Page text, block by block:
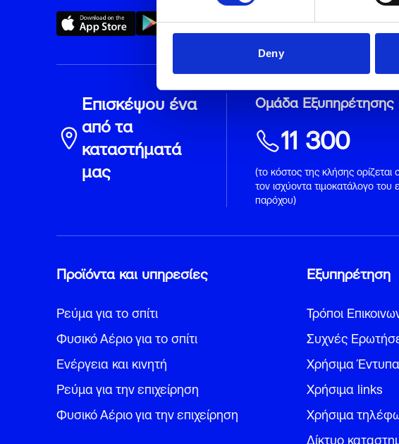
Deny
Μάθετε περισσότερα
Επισκέψου ένα
από τα
καταστήματά
μας
Ομάδα Εξυπηρέτησης
11 300
(το κόστος της κλήσης
τον ισχύοντα τιμοκατάλογο του
παρόχου)
Προϊόντα και υπηρεσίες
Ρεύμα για το σπίτι
Φυσικό Αέριο για το σπίτι
Ενέργεια και κινητή
Ρεύμα για την επιχείρηση
Φυσικό Αέριο για την επιχείρηση
Εξυπηρέτηση
Τρόποι
Συχνές
Χρήσιμα Έντυπα
Χρήσιμα links
Χρήσιμα
Δίκτυο